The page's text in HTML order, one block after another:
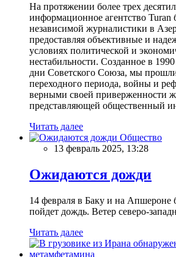
На протяжении более трех
информационное агентство Turan
независимой журналистики в
предоставляя объективные и
условиях политической и
нестабильности. Созданное в
дни Советского Союза, мы прошли
переходного периода, войны и
верными своей приверженности
представляющей общественный
Читать далее
Общество
13 февраль 2025, 13:28
Ожидаются дожди
14 февраля в Баку и на Апшероне
пойдет дождь. Ветер северо-
Читать далее